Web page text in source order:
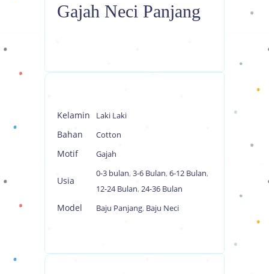
Gajah Neci Panjang
Kelamin Laki Laki
Bahan Cotton
Motif Gajah
Usia
0-3 bulan, 3-6 Bulan, 6-12 Bulan,
12-24 Bulan, 24-36 Bulan
Model Baju Panjang, Baju Neci